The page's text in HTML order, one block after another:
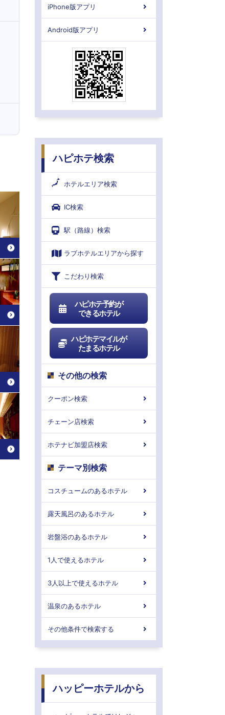
iPhone版アプリ
Android版アプリ
ハピホテ検索
ホテルエリア検索
IC検索
駅（路線）検索
ラブホテルエリアから探す
こだわり検索
ハピホテ予約が
できるホテル
ハピホテマイルが
たまるホテル
その他の検索
クーポン検索
チェーン店検索
ホテナビ加盟店検索
テーマ別検索
コスチュームのあるホテル
露天風呂のあるホテル
岩盤浴のあるホテル
1人で使えるホテル
3人以上で使えるホテル
温泉のあるホテル
その他条件で検索する
ハッピーホテルから